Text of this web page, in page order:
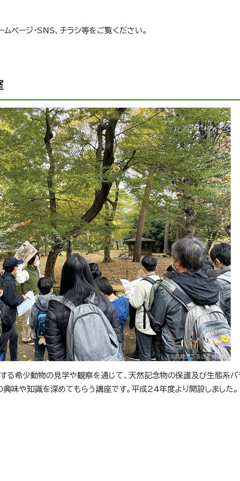
ページ・SNS、チラシ等をご覧ください。
る希少動物の見学や観察を通じて、天然記念物の保護及び生態系バ
味や知識を深めてもらう講座です。平成24年度より開設しました。